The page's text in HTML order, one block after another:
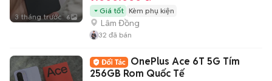
3 tháng trước 6
Giá tốt Kèm phụ kiện
Lâm Đồng
32 đã bán
OnePlus Ace 6T 5G Tím
256GB Rom Quốc Tế